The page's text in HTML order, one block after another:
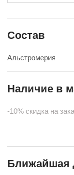
Состав
Альстромерия
Наличие в
-10% скидка на
Ближайшая